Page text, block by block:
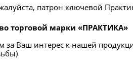
патрон ключевой
торговой марки «ПРАКТИКА»
за Ваш интерес к нашей